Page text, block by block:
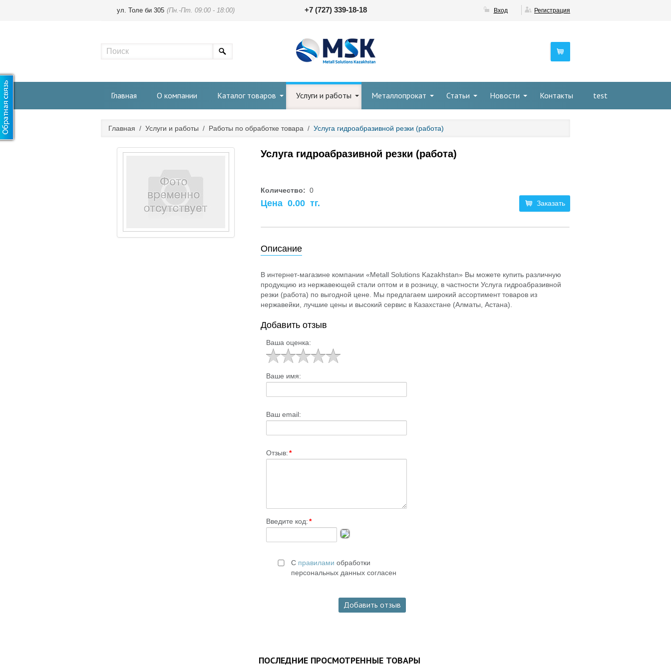
ул. Толе би 305 (Пн.-Пт. 09:00 - 18:00) +7 (727) 339-18-18 Вход Регистрация
Главная О компании Каталог товаров Услуги и работы Металлопрокат Статьи Новости Контакты test
Главная / Услуги и работы / Работы по обработке товара / Услуга гидроабразивной резки (работа)
Услуга гидроабразивной резки (работа)
Количество: 0
Заказать
Цена 0.00 тг.
Описание
В интернет-магазине компании «Metall Solutions Kazakhstan» Вы можете купить различную
продукцию из нержавеющей стали оптом и в розницу, в частности Услуга гидроабразивной
резки (работа) по выгодной цене. Мы предлагаем широкий ассортимент товаров из
нержавейки, лучшие цены и высокий сервис в Казахстане (Алматы, Астана).
Добавить отзыв
Ваша оценка:
Ваше имя:
Ваш email:
Отзыв:*
Введите код:*
С правилами обработки
персональных данных согласен
ПОСЛЕДНИЕ ПРОСМОТРЕННЫЕ ТОВАРЫ